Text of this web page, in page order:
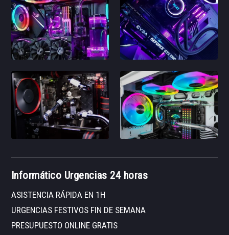
Informático Urgencias 24 horas
ASISTENCIA RÁPIDA EN 1H
URGENCIAS FESTIVOS FIN DE SEMANA
PRESUPUESTO ONLINE GRATIS